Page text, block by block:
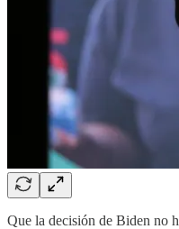
Que la decisión de Biden no